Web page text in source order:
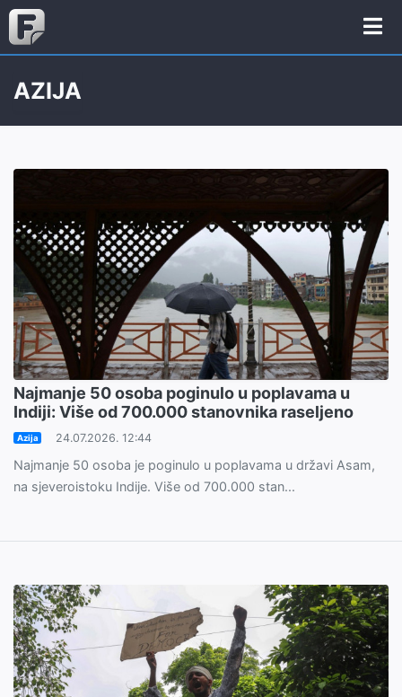
AZIJA
Najmanje 50 osoba poginulo u poplavama u
Indiji: Više od 700.000 stanovnika raseljeno
Azija 24.07.2026. 12:44
Najmanje 50 osoba je poginulo u poplavama u državi Asam,
na sjeveroistoku Indije. Više od 700.000 stan...